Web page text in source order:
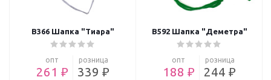
В366 Шапка "Тиара"
опт
261 ₽
розница
339 ₽
В592 Шапка "Деметра"
опт
188 ₽
розница
244 ₽